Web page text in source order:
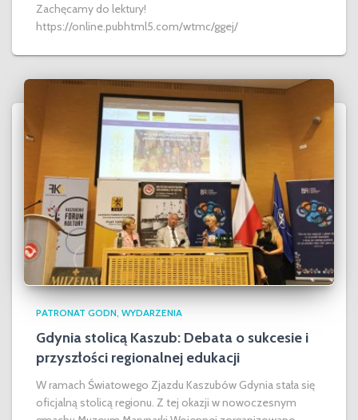
Zachęcamy do lektury!
https://online.pubhtml5.com/wtmc/ggej/
PATRONAT GODN WYDARZENIA
Gdynia stolicą Kaszub: Debata o sukcesie i
przyszłości regionalnej edukacji
W ramach Światowego Zjazdu Kaszubów Gdynia stała się
oficjalną stolicą regionu. Z tej okazji w nowoczesnym